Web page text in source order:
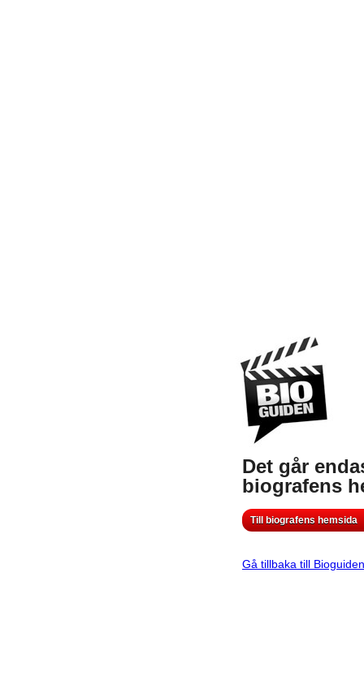
Det går
biografens
Till biografens hemsida
Gå tillbaka till Bioguiden